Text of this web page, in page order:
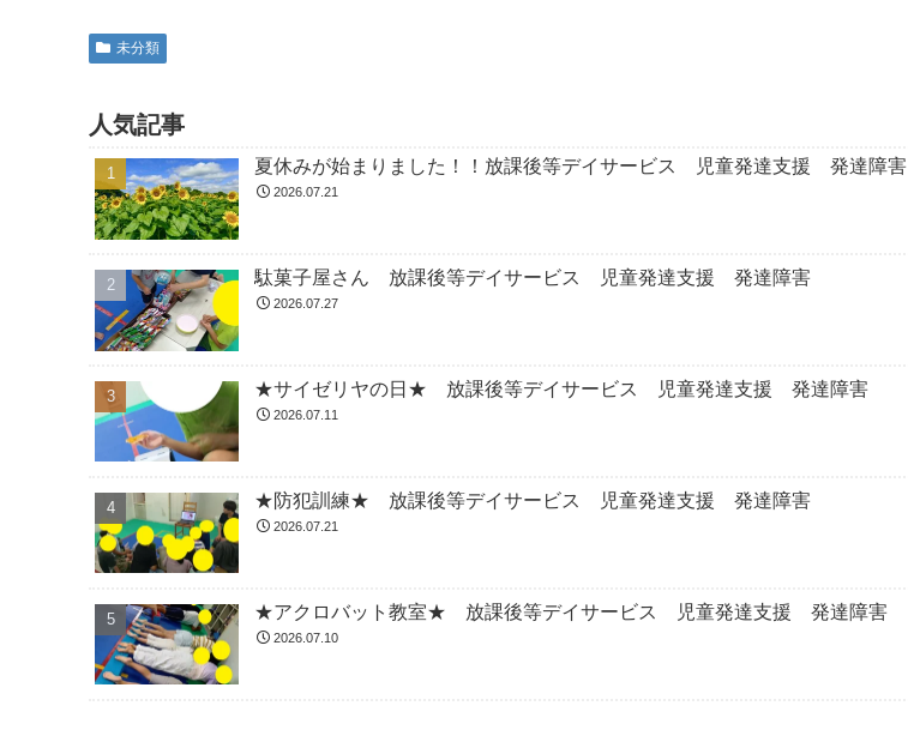
未分類
人気記事
夏休みが始まりました！！放課後等デイサービス 児童発達支援 発達障害
2026.07.21
駄菓子屋さん 放課後等デイサービス 児童発達支援 発達障害
2026.07.27
★サイゼリヤの日★ 放課後等デイサービス 児童発達支援 発達障害
2026.07.11
★防犯訓練★ 放課後等デイサービス 児童発達支援 発達障害
2026.07.21
★アクロバット教室★ 放課後等デイサービス 児童発達支援 発達障害
2026.07.10